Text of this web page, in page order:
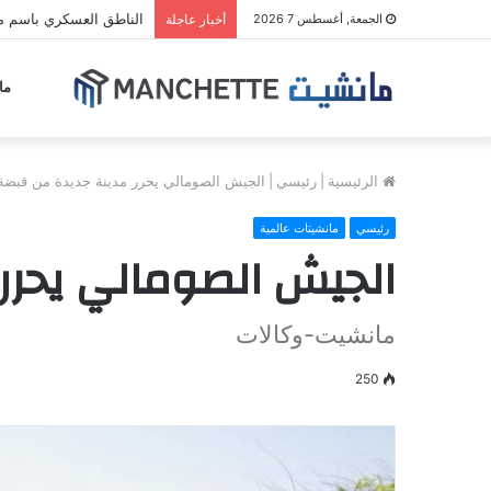
الجمعة, أغسطس 7 2026 أخبار عاجلة الناطق العسكري باسم
الرئيسية رئيسي الجيش الصومالي يحرر مدينة جديدة من
رئيسي مانشيتات عالمية
الجيش الصومالي
مانشيت-وكالات
250